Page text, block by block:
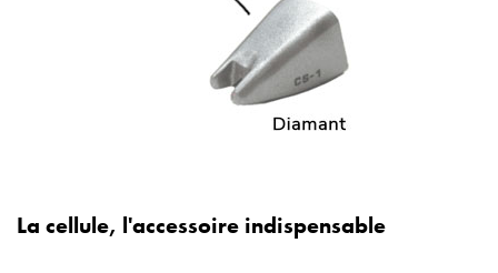
La cellule, l'accessoire indispensable